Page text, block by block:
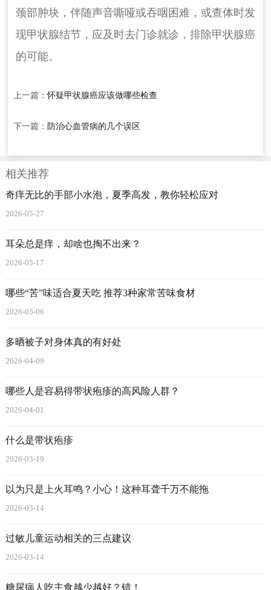
颈部肿块，伴随声音嘶哑或吞咽困难，或查体时发
现甲状腺结节，应及时去门诊就诊，排除甲状腺癌
的可能。
上一篇：怀疑甲状腺癌应该做哪些检查
下一篇： 防治心血管病的几个误区
相关推荐
奇痒无比的手部小水泡，夏季高发，教你轻松应对
2026-05-27
耳朵总是痒，却啥也掏不出来？
2026-05-17
哪些“苦”味适合夏天吃 推荐3种家常苦味食材
2026-05-06
多晒被子对身体真的有好处
2026-04-09
哪些人是容易得带状疱疹的高风险人群？
2026-04-01
什么是带状疱疹
2026-03-19
以为只是上火耳鸣？小心！这种耳聋千万不能拖
2026-03-14
过敏儿童运动相关的三点建议
2026-03-14
糖尿病人吃主食越少越好？错！